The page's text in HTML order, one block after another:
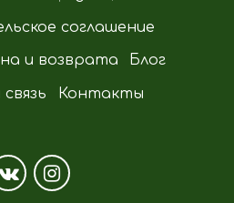
соглашение
и возврата Блог
Контакты